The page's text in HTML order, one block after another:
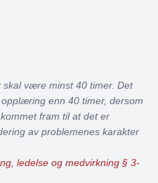
være minst 40 timer. Det
enn 40 timer, dersom
fram til at det er
av problemenes karakter
ledelse og medvirkning § 3-